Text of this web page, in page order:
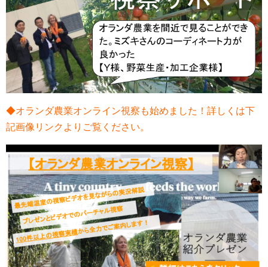
◆オランダ農業オンライン視察も始めました！詳しくは下
記画像リンクよりご覧ください。